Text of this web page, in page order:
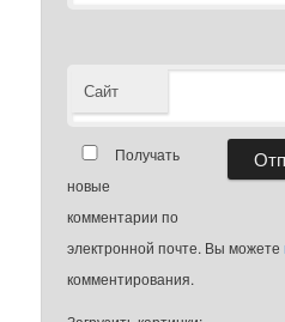
Сайт
Получать
новые
комментарии по
электронной почте. Вы можете
комментирования.